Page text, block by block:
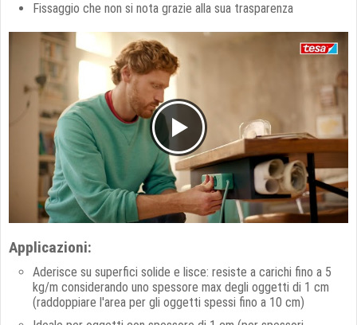
Fissaggio che non si nota grazie alla sua trasparenza
Applicazioni:
Aderisce su superfici solide e lisce: resiste a carichi fino a 5
kg/m considerando uno spessore max degli oggetti di 1 cm
(raddoppiare l'area per gli oggetti spessi fino a 10 cm)